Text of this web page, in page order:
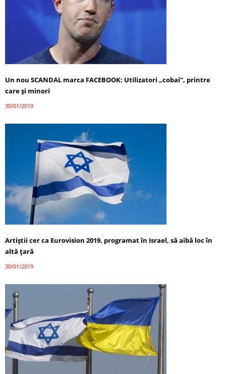
Un nou SCANDAL marca FACEBOOK: Utilizatori „cobai”, printre
care şi minori
30/01/2019
Artiştii cer ca Eurovision 2019, programat în Israel, să aibă loc în
altă ţară
30/01/2019